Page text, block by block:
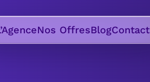
Nos OffresBlogContact